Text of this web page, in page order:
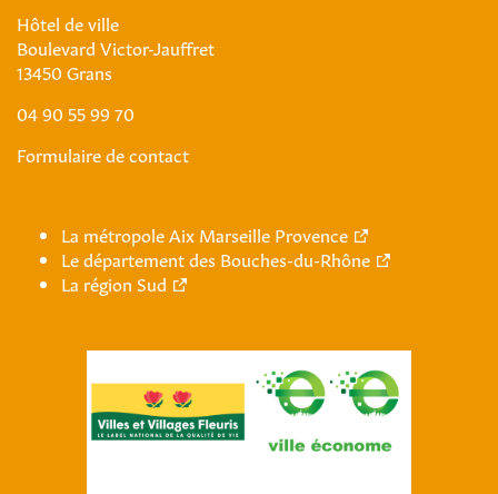
Hôtel de ville
Boulevard Victor-Jauffret
13450 Grans
04 90 55 99 70
Formulaire de contact
La métropole Aix Marseille Provence
Le département des Bouches-du-Rhône
La région Sud